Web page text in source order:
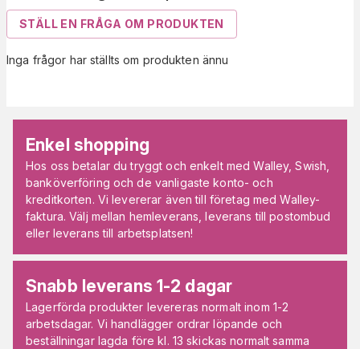
STÄLL EN FRÅGA OM PRODUKTEN
Inga frågor har ställts om produkten ännu
Enkel shopping
Hos oss betalar du tryggt och enkelt med Walley, Swish,
banköverföring och de vanligaste konto- och
kreditkorten. Vi levererar även till företag med Walley-
faktura. Välj mellan hemleverans, leverans till postombud
eller leverans till arbetsplatsen!
Snabb leverans 1-2 dagar
Lagerförda produkter levereras normalt inom 1-2
arbetsdagar. Vi handlägger ordrar löpande och
beställningar lagda före kl. 13 skickas normalt samma